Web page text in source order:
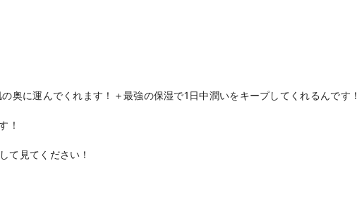
奥に運んでくれます！＋最強の保湿で1日中潤いをキープしてくれるんです！
！
て見てください！